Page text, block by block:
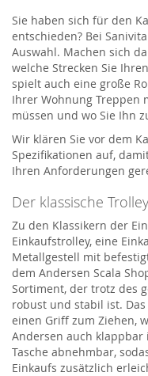
Sie haben sich für den
entschieden? Bei
Auswahl. Machen sich
welche Strecken Sie
spielt auch eine große
Ihrer Wohnung Treppen
müssen und wo Sie Ihn
Wir klären Sie vor dem
Spezifikationen auf,
Ihren Anforderungen
Der klassische Trolley
Zu den Klassikern der
Einkaufstrolley, eine
Metallgestell mit
dem Andersen Scala
Sortiment, der trotz des
robust und stabil ist.
einen Griff zum Ziehen,
Andersen auch
Tasche abnehmbar,
Einkaufs zusätzlich